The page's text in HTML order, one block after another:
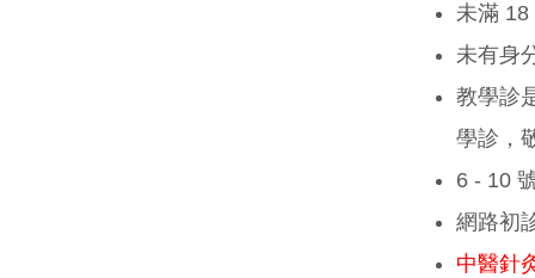
未滿 18
未有身
教學診
學診，
6 - 10
網路初
中醫針